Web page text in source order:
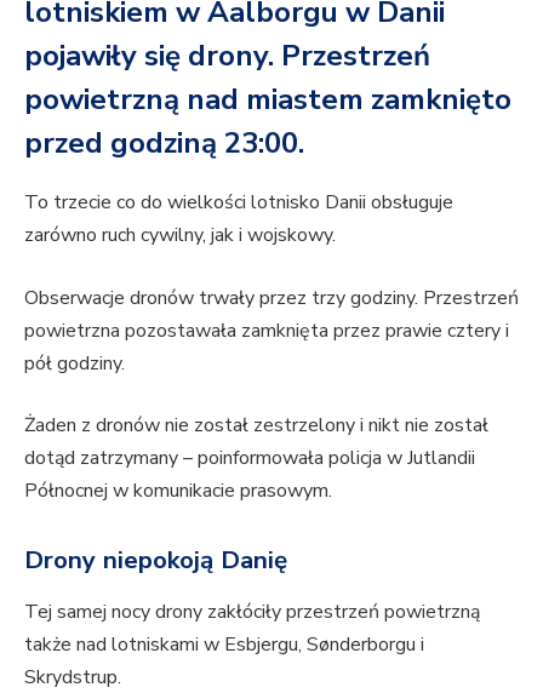
lotniskiem w Aalborgu w Danii
pojawiły się drony. Przestrzeń
powietrzną nad miastem zamknięto
przed godziną 23:00.
To trzecie co do wielkości lotnisko Danii obsługuje
zarówno ruch cywilny, jak i wojskowy.
Obserwacje dronów trwały przez trzy godziny. Przestrzeń
powietrzna pozostawała zamknięta przez prawie cztery i
pół godziny.
Żaden z dronów nie został zestrzelony i nikt nie został
dotąd zatrzymany – poinformowała policja w Jutlandii
Północnej w komunikacie prasowym.
Drony niepokoją Danię
Tej samej nocy drony zakłóciły przestrzeń powietrzną
także nad lotniskami w Esbjergu, Sønderborgu i
Skrydstrup.